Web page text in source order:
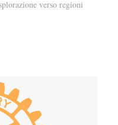
verso regioni